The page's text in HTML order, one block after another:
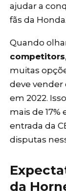
ajudar a
fãs da Honda.
Quando
competitors
muitas
deve vender
em 2022.
mais de 17%
entrada da
disputas
da